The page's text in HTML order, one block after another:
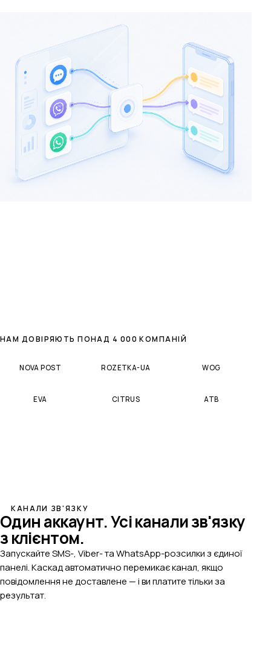
НАМ ДОВІРЯЮТЬ ПОНАД 4 000 КОМПАНІЙ
NOVA POST ROZETKA-UA WOG
EVA CITRUS ATB
КАНАЛИ ЗВ'ЯЗКУ
Один аккаунт.Усі канали зв'язку
з клієнтом.
Запускайте SMS-, Viber- та WhatsApp-розсилки з єдиної
панелі. Каскад автоматично перемикає канал, якщо
повідомлення не доставлене — і ви платите тільки за
результат.